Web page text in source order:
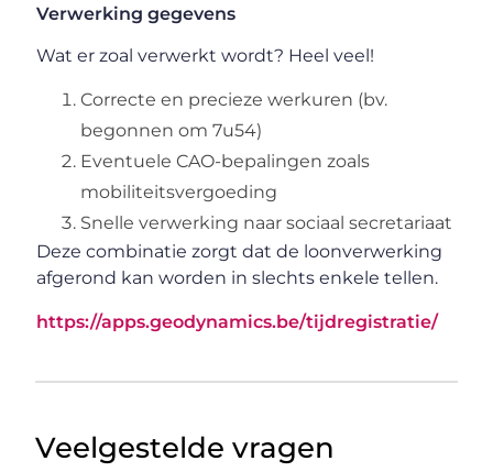
Verwerking gegevens
Wat er zoal verwerkt wordt? Heel veel!
Correcte en precieze werkuren (bv.
begonnen om 7u54)
Eventuele CAO-bepalingen zoals
mobiliteitsvergoeding
Snelle verwerking naar sociaal secretariaat
Deze combinatie zorgt dat de loonverwerking
afgerond kan worden in slechts enkele tellen.
https://apps.geodynamics.be/tijdregistratie/
Veelgestelde vragen